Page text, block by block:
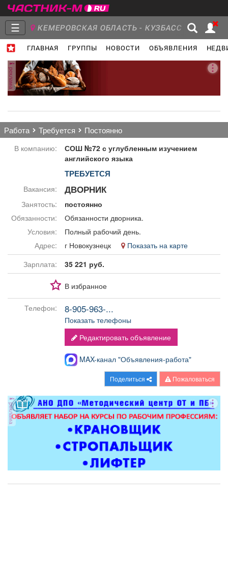
☰ КЕМЕРОВСКАЯ ОБЛАСТЬ - КУЗБАСС
ГЛАВНАЯ ГРУППЫ НОВОСТИ ОБЪЯВЛЕНИЯ
Главная
Группы Новости
Транспорт
Обучение
Поздравления
Я - пенсионер
реклама
работа требуется постоянно
В компанию:
СОШ №72 с углубленным изучением
английского языка
ТРЕБУЕТСЯ
Вакансия: ДВОРНИК
Занятость:
постоянно
Обязанности:
Обязанности дворника.
Условия:
Полный рабочий день.
Адрес:
г Новокузнецк
Показать на карте
Зарплата:
35 221 руб.
В избранное
Телефон: 8-905-963-...
Показать телефоны
Редактировать объявление
MAX-канал "Объявления-работа"
Поделиться Пожаловаться
реклама